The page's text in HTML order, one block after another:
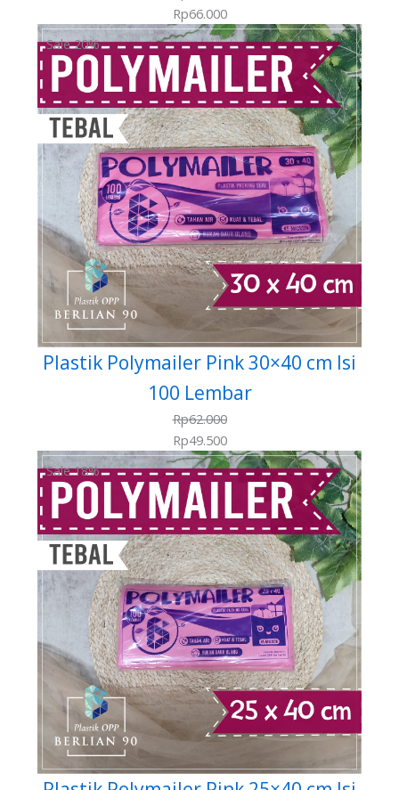
Rp66.000
Sale 20%
Plastik Polymailer Pink 30×40 cm Isi
100 Lembar
Rp62.000
Rp49.500
Sale 18%